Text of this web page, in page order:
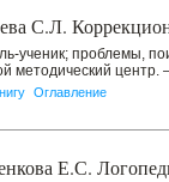
С.Л.
ученик; проблемы,
методический центр.
Оглавление
Е.С.